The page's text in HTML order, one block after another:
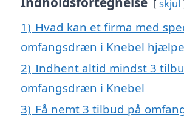
skjul
1) Hvad kan et firma med
omfangsdræn i Knebel
2) Indhent altid mindst 3
omfangsdræn i Knebel
3) Få nemt 3 tilbud på